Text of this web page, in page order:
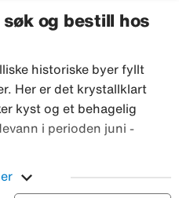
og bestill hos
historiske byer fyllt
Her er det krystallklart
kyst og et behagelig
i perioden juni -
expand_more